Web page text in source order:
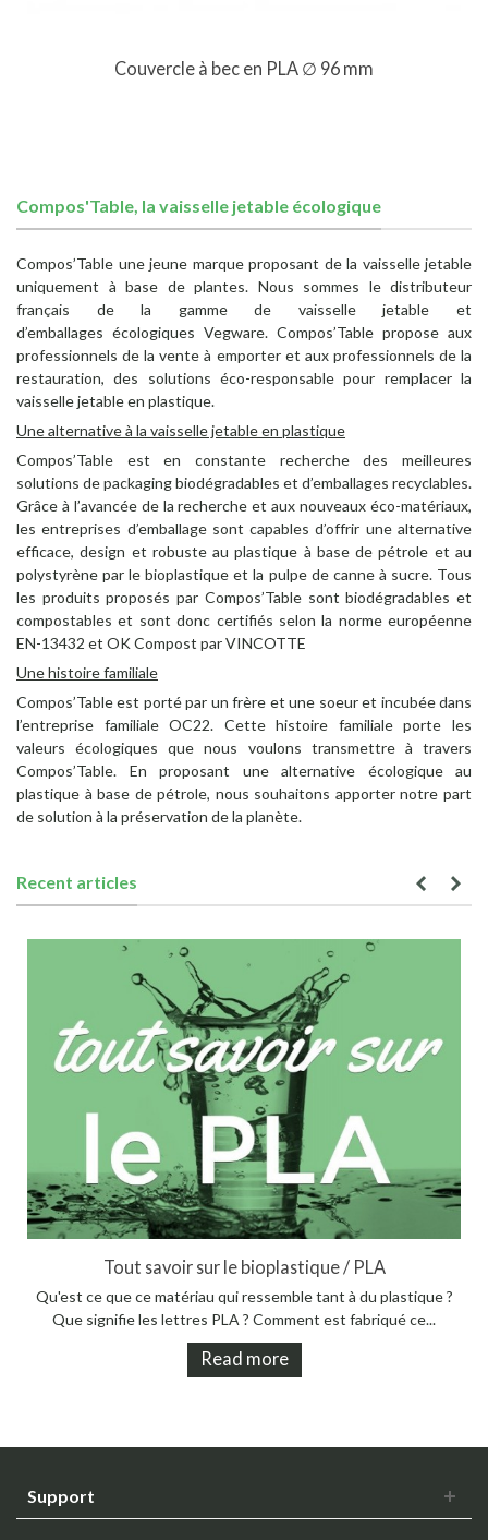
Couvercle à bec en PLA ∅ 96 mm
Compos'Table, la vaisselle jetable écologique
Compos’Table une jeune marque proposant de la vaisselle jetable
uniquement à base de plantes. Nous sommes le distributeur
français de la gamme de vaisselle jetable et
d’emballages écologiques Vegware. Compos’Table propose aux
professionnels de la vente à emporter et aux professionnels de la
restauration, des solutions éco-responsable pour remplacer la
vaisselle jetable en plastique.
Une alternative à la vaisselle jetable en plastique
Compos’Table est en constante recherche des meilleures
solutions de packaging biodégradables et d’emballages recyclables.
Grâce à l’avancée de la recherche et aux nouveaux éco-matériaux,
les entreprises d’emballage sont capables d’offrir une alternative
efficace, design et robuste au plastique à base de pétrole et au
polystyrène par le bioplastique et la pulpe de canne à sucre. Tous
les produits proposés par Compos’Table sont biodégradables et
compostables et sont donc certifiés selon la norme européenne
EN-13432 et OK Compost par VINCOTTE
Une histoire familiale
Compos’Table est porté par un frère et une soeur et incubée dans
l’entreprise familiale OC22. Cette histoire familiale porte les
valeurs écologiques que nous voulons transmettre à travers
Compos’Table. En proposant une alternative écologique au
plastique à base de pétrole, nous souhaitons apporter notre part
de solution à la préservation de la planète.
Recent articles
Tout savoir sur le bioplastique / PLA
Qu'est ce que ce matériau qui ressemble tant à du plastique ?
Que signifie les lettres PLA ? Comment est fabriqué ce...
Read more
Support